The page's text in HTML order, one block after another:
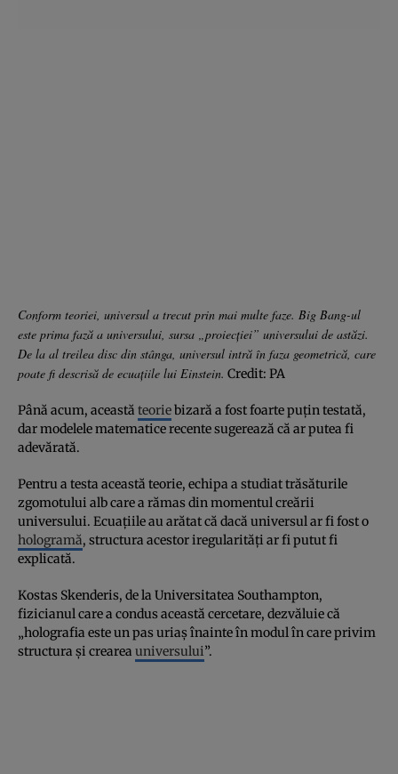
Conform teoriei, universul a trecut prin mai multe faze. Big Bang-ul
este prima fază a universului, sursa „proiecţiei” universului de astăzi.
De la al treilea disc din stânga, universul intră în faza geometrică, care
poate fi descrisă de ecuaţiile lui Einstein. Credit: PA
Până acum, această teoriebizară a fost foarte puţin testată,
dar modelele matematice recente sugerează că ar putea fi
adevărată.
Pentru a testa această teorie, echipa a studiat trăsăturile
zgomotului alb care a rămas din momentul creării
universului. Ecuaţiile au arătat că dacă universul ar fi fost o
hologramă, structura acestor iregularităţi ar fi putut fi
explicată.
Kostas Skenderis, de la Universitatea Southampton,
fizicianul care a condus această cercetare, dezvăluie că
„holografia este un pas uriaş înainte în modul în care privim
structura şi crearea universului”.